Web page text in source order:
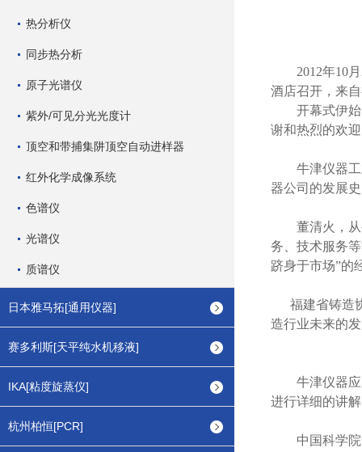
热分析仪
同步热分析
原子光谱仪
紫外/可见分光光度计
顶空和带捕集阱顶空自动进样器
红外化学成像系统
色谱仪
光谱仪
质谱仪
日本雅马拓[通用仪器]
赛多利斯[天平纯水机移液]
IKA[粘度旋蒸仪]
杭州柏恒[PCR]
2012年10
酒店召开，来
开幕式伊
谢和热烈的欢
牛津仪器
器公司的发展
董清火，
务、技术服务
跻身于市场”的
福建省铸造
造行业未来的
牛津仪器
进行详细的讲
中国科学